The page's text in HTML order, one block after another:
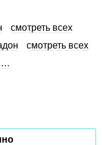
смотреть всех
смотреть всех
…